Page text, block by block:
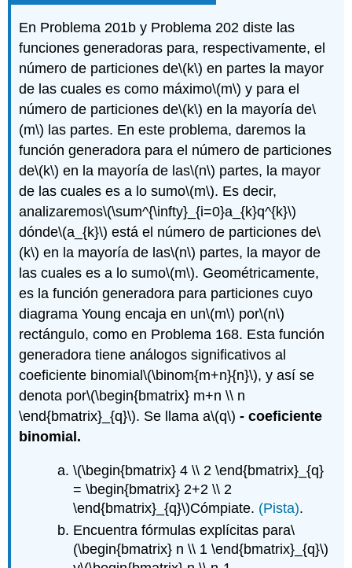
En Problema 201b y Problema 202 diste las
funciones generadoras para, respectivamente, el
número de particiones de\(k\) en partes la mayor
de las cuales es como máximo\(m\) y para el
número de particiones de\(k\) en la mayoría de\
(m\) las partes. En este problema, daremos la
función generadora para el número de particiones
de\(k\) en la mayoría de las\(n\) partes, la mayor
de las cuales es a lo sumo\(m\). Es decir,
analizaremos\(\sum^{\infty}_{i=0}a_{k}q^{k}\)
dónde\(a_{k}\) está el número de particiones de\
(k\) en la mayoría de las\(n\) partes, la mayor de
las cuales es a lo sumo\(m\). Geométricamente,
es la función generadora para particiones cuyo
diagrama Young encaja en un\(m\) por\(n\)
rectángulo, como en Problema 168. Esta función
generadora tiene análogos significativos al
coeficiente binomial\(\binom{m+n}{n}\), y así se
denota por\(\begin{bmatrix} m+n \\ n
\end{bmatrix}_{q}\). Se llama a\(q\) - coeficiente
binomial.
\(\begin{bmatrix} 4 \\ 2 \end{bmatrix}_{q}
= \begin{bmatrix} 2+2 \\ 2
\end{bmatrix}_{q}\)Cómpiate. (Pista).
Encuentra fórmulas explícitas para\
(\begin{bmatrix} n \\ 1 \end{bmatrix}_{q}\)